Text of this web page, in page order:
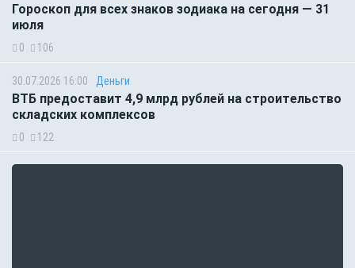
Гороскоп для всех знаков зодиака на сегодня — 31
июля
0 106
30.07.2026 16:00 Деньги
ВТБ предоставит 4,9 млрд рублей на строительство
складских комплексов
0 122